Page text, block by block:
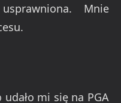
Mnie
mi się na PGA